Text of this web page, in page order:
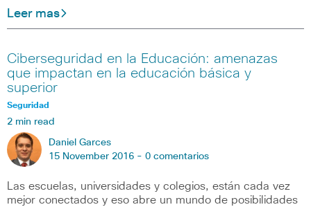
Leer mas
Ciberseguridad en la Educación: amenazas
que impactan en la educación básica y
superior
Seguridad
2 min read
Daniel Garces
15 November 2016 - 0 comentarios
Las escuelas, universidades y colegios, están cada vez
mejor conectados y eso abre un mundo de posibilidades